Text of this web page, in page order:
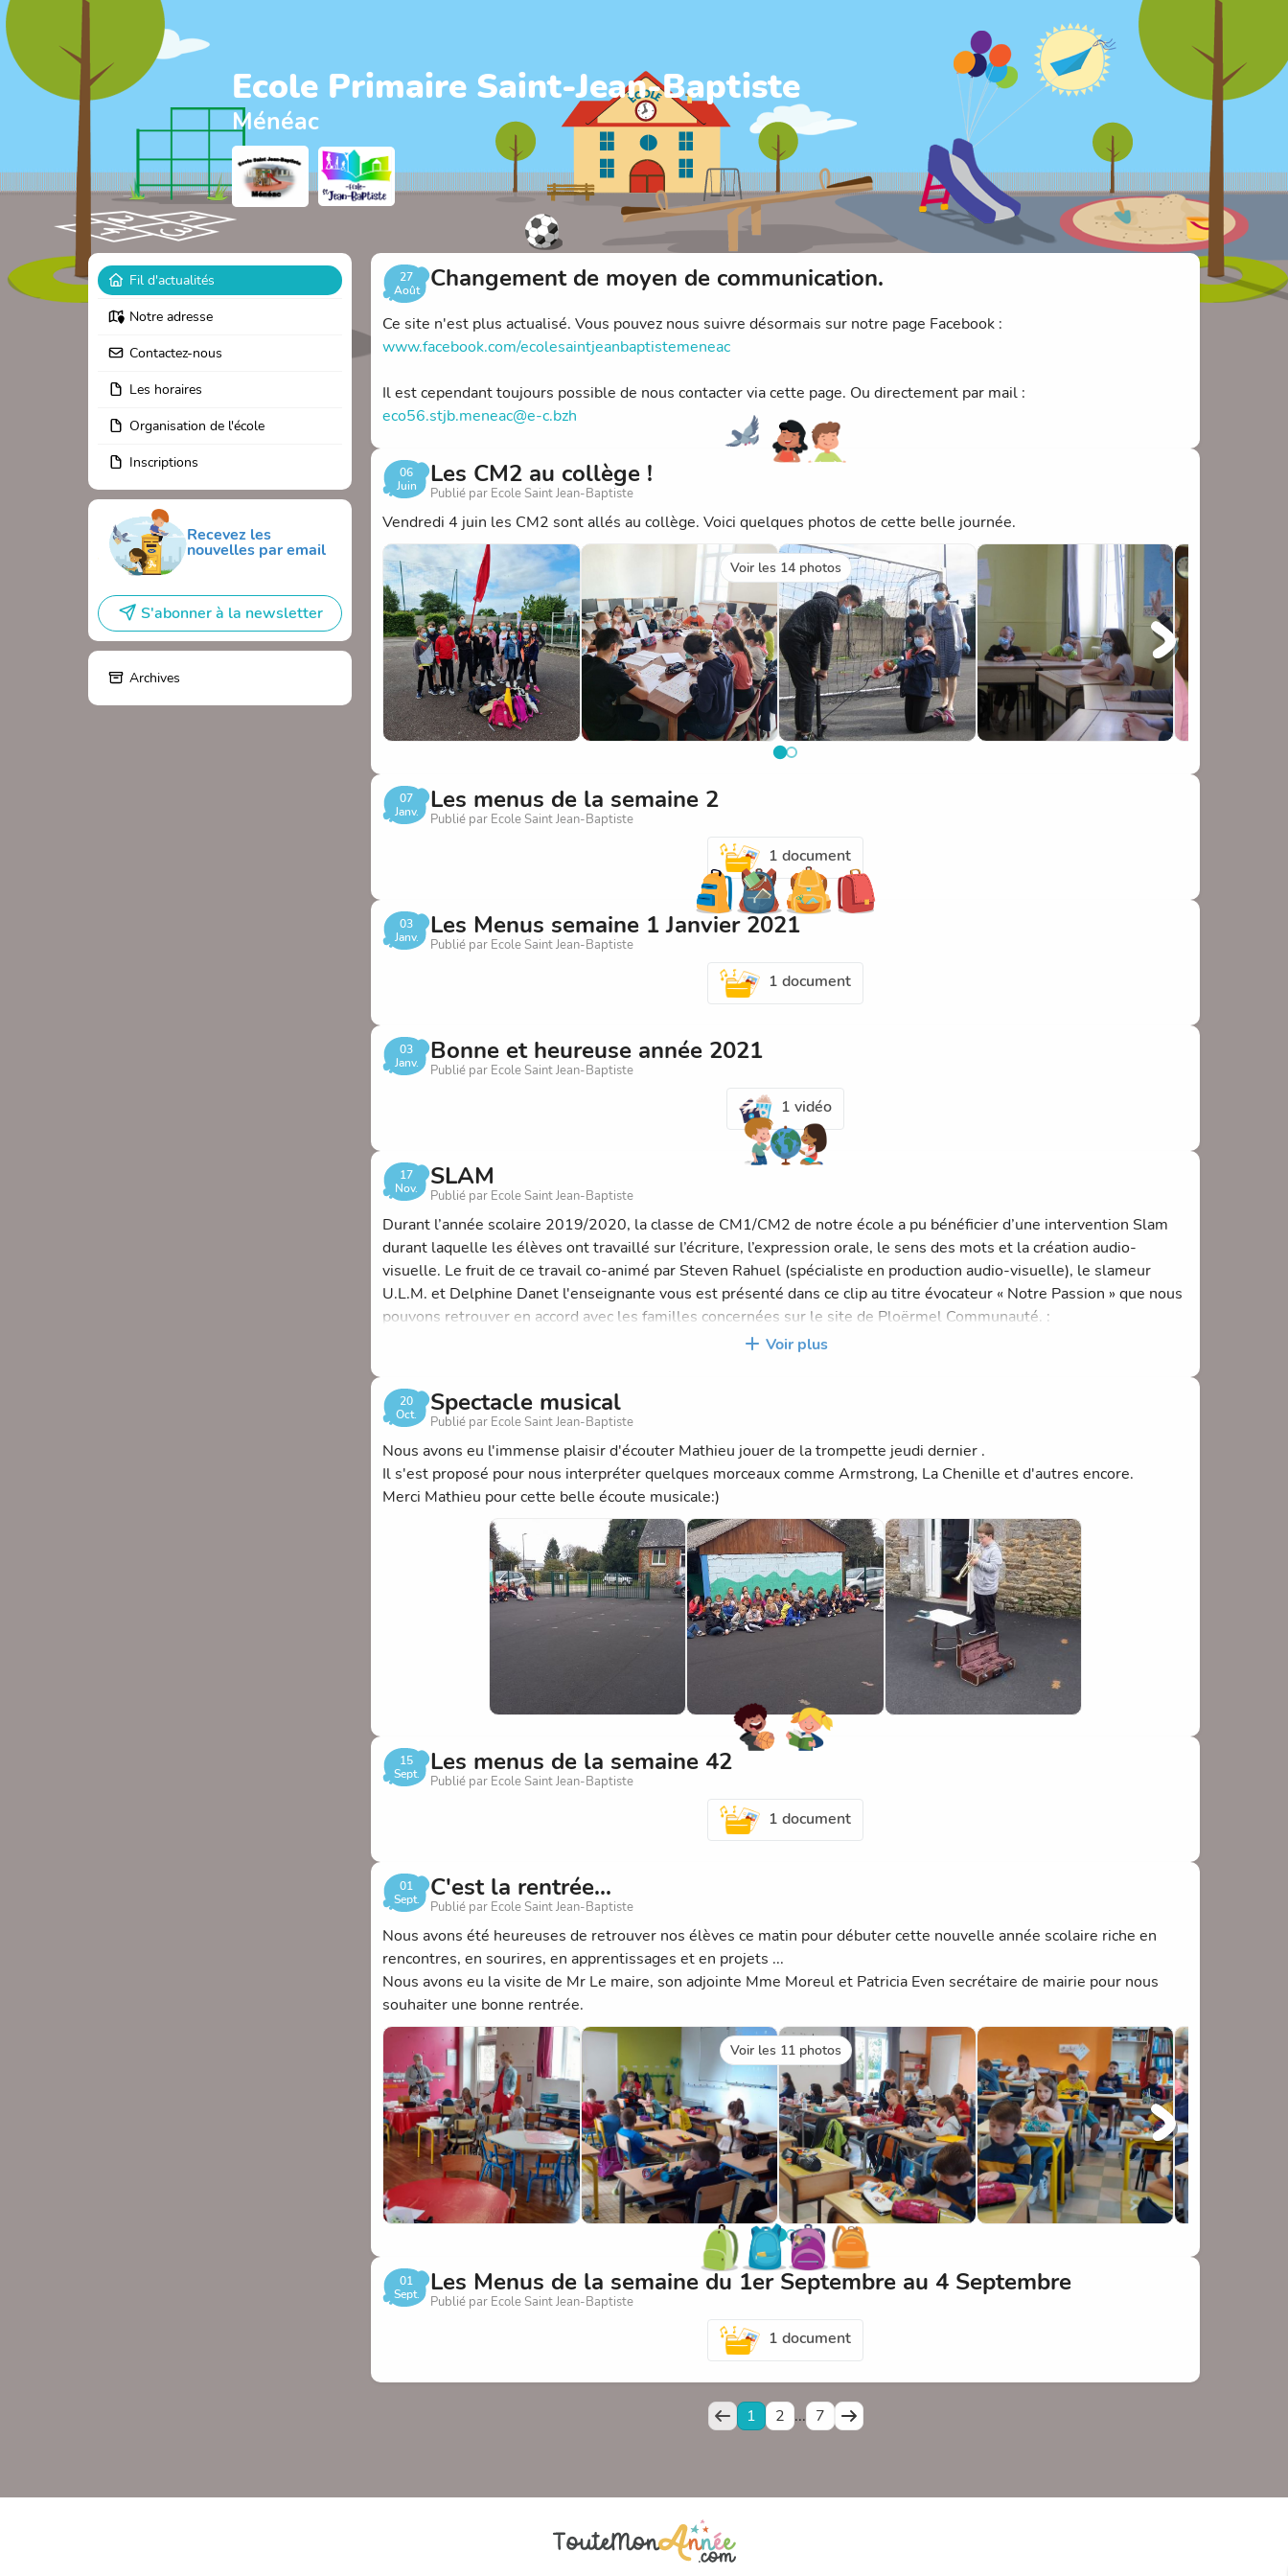
Ecole Primaire Saint-Jean-Baptiste
Ménéac
Fil d'actualités
Notre adresse
Contactez-nous
Les horaires
Organisation de l'école
Inscriptions
Recevez les
nouvelles par email
S'abonner à la newsletter
Archives
27
Août
Changement de moyen de communication.
Ce site n'est plus actualisé. Vous pouvez nous suivre désormais sur notre page Facebook :
www.facebook.com/ecolesaintjeanbaptistemeneac
Il est cependant toujours possible de nous contacter via cette page. Ou directement par mail :
eco56.stjb.meneac@e-c.bzh
06
Juin
Les CM2 au collège !
Publié par Ecole Saint Jean-Baptiste
Vendredi 4 juin les CM2 sont allés au collège. Voici quelques photos de cette belle journée.
Voir les 14 photos
07
Janv.
Les menus de la semaine 2
Publié par Ecole Saint Jean-Baptiste
1 document
03
Janv.
Les Menus semaine 1 Janvier 2021
Publié par Ecole Saint Jean-Baptiste
1 document
03
Janv.
Bonne et heureuse année 2021
Publié par Ecole Saint Jean-Baptiste
1 vidéo
17
Nov.
SLAM
Publié par Ecole Saint Jean-Baptiste
Durant l’année scolaire 2019/2020, la classe de CM1/CM2 de notre école a pu bénéficier d’une intervention Slam
durant laquelle les élèves ont travaillé sur l’écriture, l’expression orale, le sens des mots et la création audio-
visuelle. Le fruit de ce travail co-animé par Steven Rahuel (spécialiste en production audio-visuelle), le slameur
U.L.M. et Delphine Danet l'enseignante vous est présenté dans ce clip au titre évocateur « Notre Passion » que nous
pouvons retrouver en accord avec les familles concernées sur le site de Ploërmel Communauté. :
20192020-24889.html?cHash=5bf0a04509a585420e60845733a6200f
Voir plus
20
Oct.
Spectacle musical
Publié par Ecole Saint Jean-Baptiste
Nous avons eu l'immense plaisir d'écouter Mathieu jouer de la trompette jeudi dernier .
Il s'est proposé pour nous interpréter quelques morceaux comme Armstrong, La Chenille et d'autres encore.
Merci Mathieu pour cette belle écoute musicale:)
15
Sept.
Les menus de la semaine 42
Publié par Ecole Saint Jean-Baptiste
1 document
01
Sept.
C'est la rentrée...
Publié par Ecole Saint Jean-Baptiste
Nous avons été heureuses de retrouver nos élèves ce matin pour débuter cette nouvelle année scolaire riche en
rencontres, en sourires, en apprentissages et en projets ...
Nous avons eu la visite de Mr Le maire, son adjointe Mme Moreul et Patricia Even secrétaire de mairie pour nous
souhaiter une bonne rentrée.
Voir les 11 photos
01
Sept.
Les Menus de la semaine du 1er Septembre au 4 Septembre
Publié par Ecole Saint Jean-Baptiste
1 document
1 2 ... 7